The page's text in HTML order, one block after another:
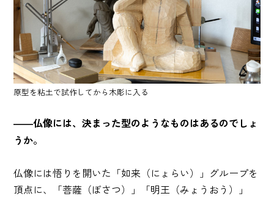
原型を粘土で試作してから木彫に入る
――仏像には、決まった型のようなものはあるのでしょ
うか。
仏像には悟りを開いた「如来（にょらい）」グループを
頂点に、「菩薩（ぼさつ）」「明王（みょうおう）」